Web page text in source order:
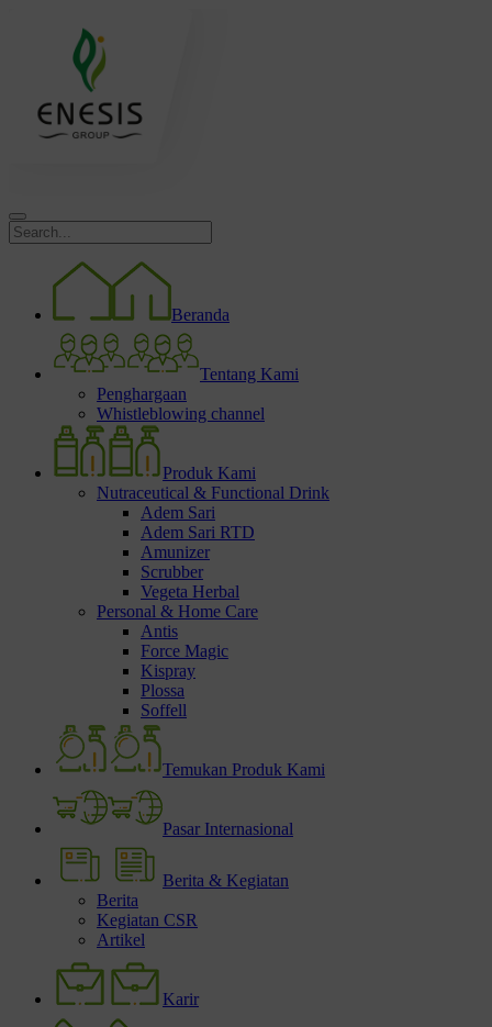
Beranda
Tentang Kami
Penghargaan
Whistleblowing channel
Produk Kami
Nutraceutical & Functional Drink
Adem Sari
Adem Sari RTD
Amunizer
Scrubber
Vegeta Herbal
Personal & Home Care
Antis
Force Magic
Kispray
Plossa
Soffell
Temukan Produk Kami
Pasar Internasional
Berita & Kegiatan
Berita
Kegiatan CSR
Artikel
Karir